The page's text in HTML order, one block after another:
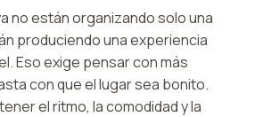
no están organizando solo una
produciendo una experiencia
Eso exige pensar con más
con que el lugar sea bonito.
el ritmo, la comodidad y la